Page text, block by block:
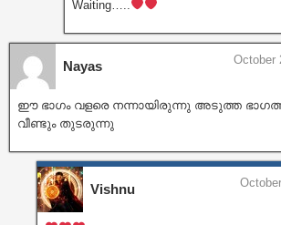
Waiting…..
Nayas October
ഈ ഭാഗം വളരെ നന്നായിരുന്നു അടുത്ത
വീണ്ടും തുടരുന്നു
Vishnu